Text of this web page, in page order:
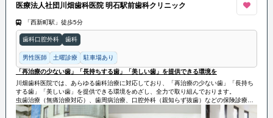
医療法人社団川畑歯科医院 明石駅前歯科クリニック
「西新町駅」徒歩5分
歯科口腔外科 歯科
男性医師 土曜診療 駐車場あり
「再治療の少ない歯」「長持ちする歯」「美しい歯」を提供できる環境を
川畑歯科医院では、あらゆる歯科治療に対応しており、「再治療の少ない歯」「長持ち
する歯」「美しい歯」を提供できる環境をめざし、全力で取り組んでおります。
虫歯治療（無痛治療対応）、歯周病治療、口腔外科（親知らず抜歯）などの保険診療か
ら矯正歯科・小児矯正歯科、入れ歯・義歯、インプラント、審美歯科、ホワイトニング